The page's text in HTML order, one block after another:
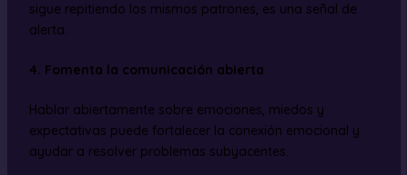
sigue repitiendo los mismos patrones, es una señal de
alerta.
4. Fomenta la comunicación abierta
Hablar abiertamente sobre emociones, miedos y
expectativas puede fortalecer la conexión emocional y
ayudar a resolver problemas subyacentes.